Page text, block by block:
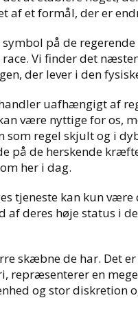
af et formål, der er
på de
Vi finder det
der lever i den
uafhængigt af
være nyttige for os,
som regel skjult og i
på de herskende
her i dag.
tjeneste kan kun være
deres høje status i
skæbne de har. Det
repræsenterer en
og stor diskretion